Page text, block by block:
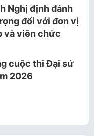
Nghị định đánh
đối với đơn vị
và viên chức
cuộc thi Đại sứ
2026